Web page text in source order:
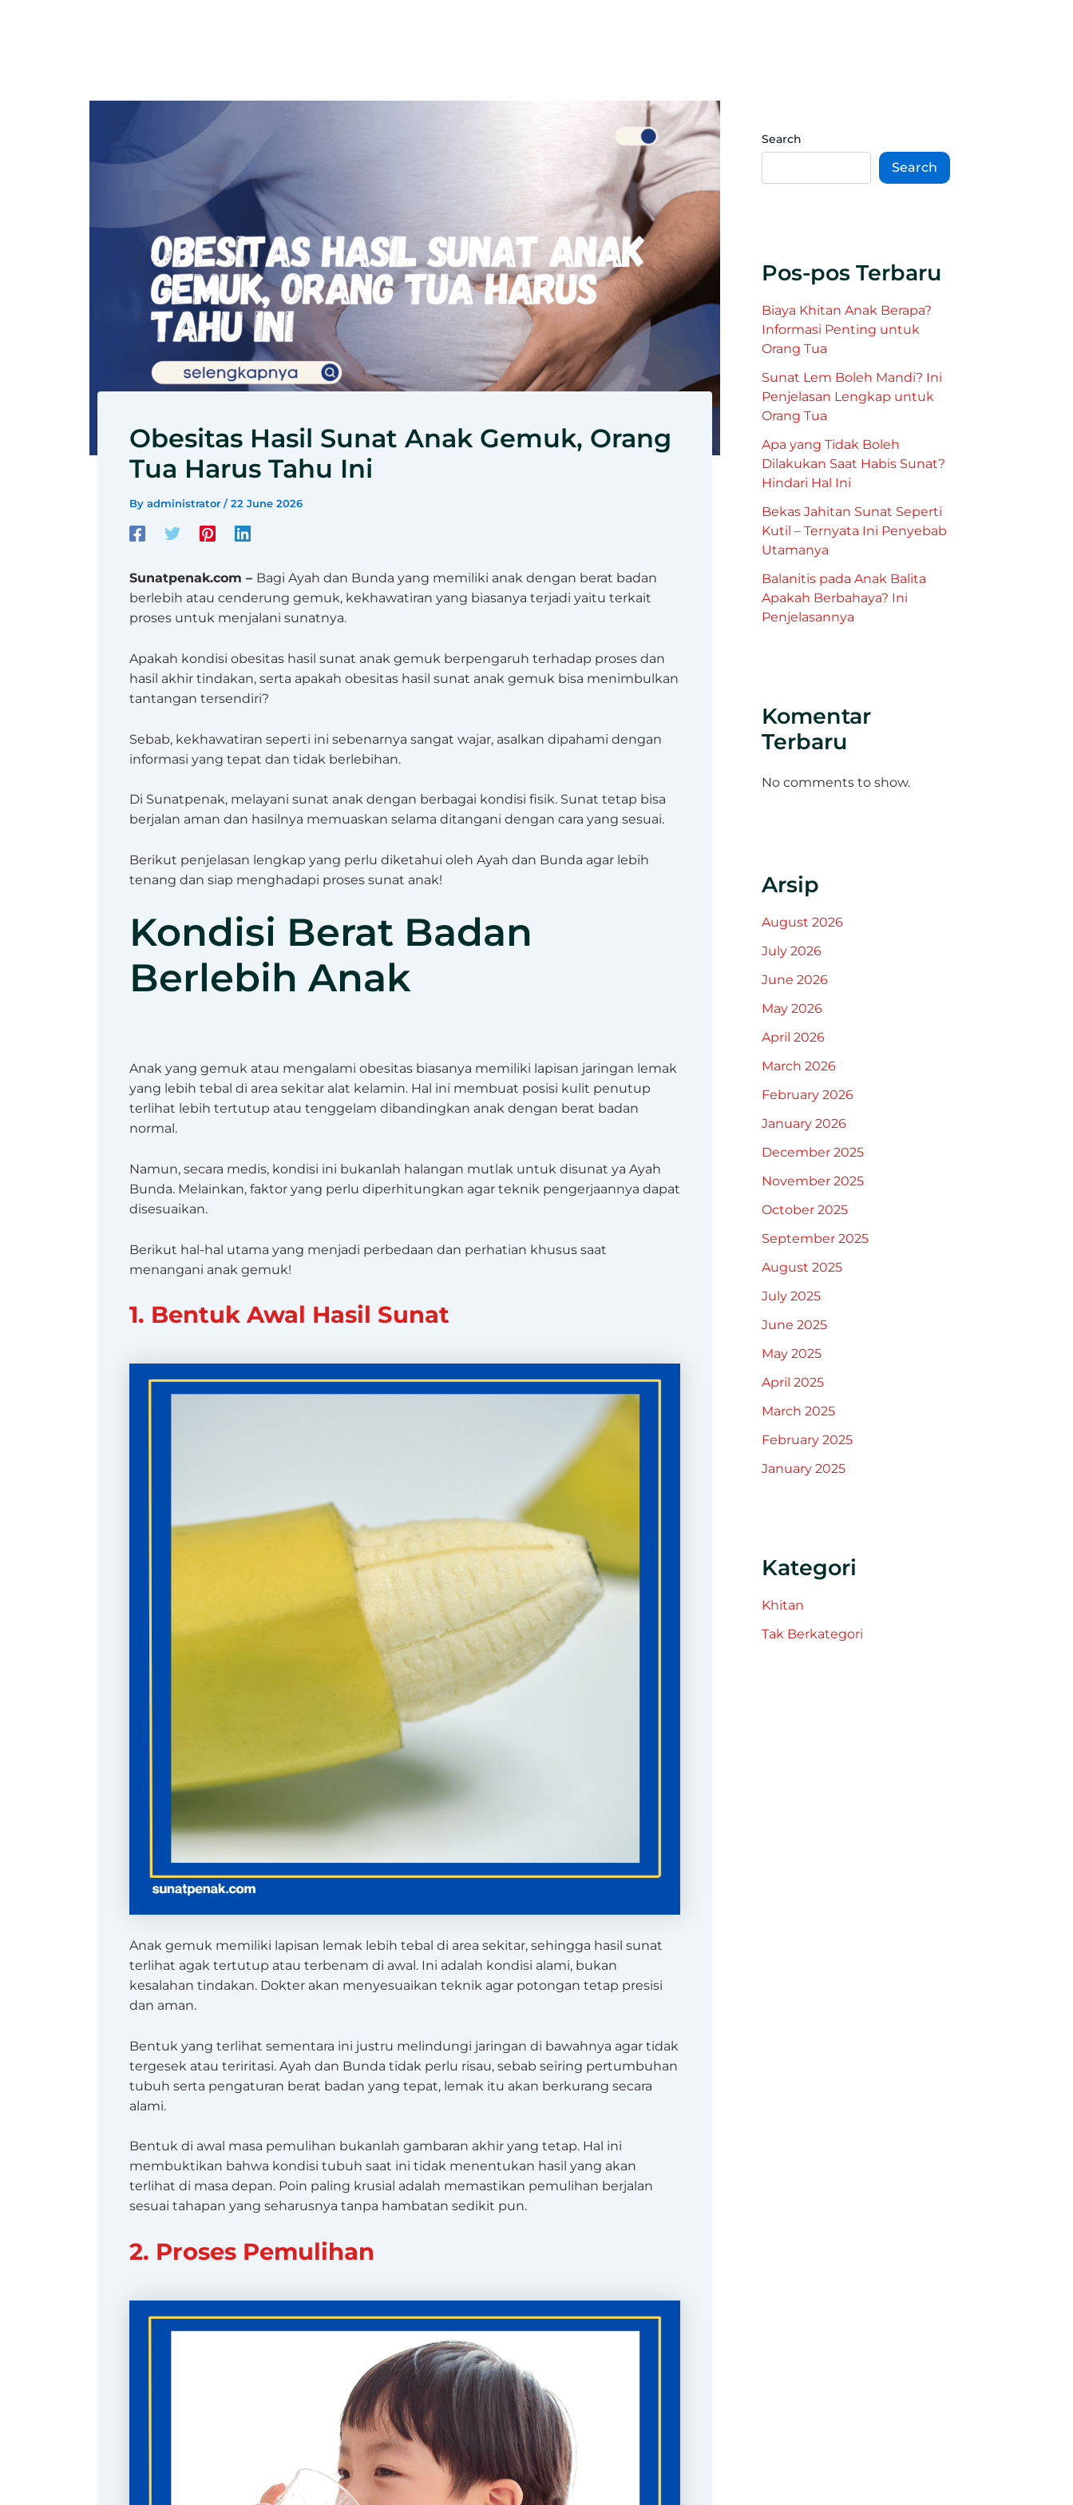
Obesitas Hasil Sunat Anak Gemuk, Orang
Tua Harus Tahu Ini
By administrator /22 June 2026
Sunatpenak.com – Bagi Ayah dan Bunda yang memiliki anak dengan berat badan
berlebih atau cenderung gemuk, kekhawatiran yang biasanya terjadi yaitu terkait
proses untuk menjalani sunatnya.
Apakah kondisi obesitas hasil sunat anak gemuk berpengaruh terhadap proses dan
hasil akhir tindakan, serta apakah obesitas hasil sunat anak gemuk bisa menimbulkan
tantangan tersendiri?
Sebab, kekhawatiran seperti ini sebenarnya sangat wajar, asalkan dipahami dengan
informasi yang tepat dan tidak berlebihan.
Di Sunatpenak, melayani sunat anak dengan berbagai kondisi fisik. Sunat tetap bisa
berjalan aman dan hasilnya memuaskan selama ditangani dengan cara yang sesuai.
Berikut penjelasan lengkap yang perlu diketahui oleh Ayah dan Bunda agar lebih
tenang dan siap menghadapi proses sunat anak!
Kondisi Berat Badan
Berlebih Anak
Anak yang gemuk atau mengalami obesitas biasanya memiliki lapisan jaringan lemak
yang lebih tebal di area sekitar alat kelamin. Hal ini membuat posisi kulit penutup
terlihat lebih tertutup atau tenggelam dibandingkan anak dengan berat badan
normal.
Namun, secara medis, kondisi ini bukanlah halangan mutlak untuk disunat ya Ayah
Bunda. Melainkan, faktor yang perlu diperhitungkan agar teknik pengerjaannya dapat
disesuaikan.
Berikut hal-hal utama yang menjadi perbedaan dan perhatian khusus saat
menangani anak gemuk!
1. Bentuk Awal Hasil Sunat
Anak gemuk memiliki lapisan lemak lebih tebal di area sekitar, sehingga hasil sunat
terlihat agak tertutup atau terbenam di awal. Ini adalah kondisi alami, bukan
kesalahan tindakan. Dokter akan menyesuaikan teknik agar potongan tetap presisi
dan aman.
Bentuk yang terlihat sementara ini justru melindungi jaringan di bawahnya agar tidak
tergesek atau teriritasi. Ayah dan Bunda tidak perlu risau, sebab seiring pertumbuhan
tubuh serta pengaturan berat badan yang tepat, lemak itu akan berkurang secara
alami.
Bentuk di awal masa pemulihan bukanlah gambaran akhir yang tetap. Hal ini
membuktikan bahwa kondisi tubuh saat ini tidak menentukan hasil yang akan
terlihat di masa depan. Poin paling krusial adalah memastikan pemulihan berjalan
sesuai tahapan yang seharusnya tanpa hambatan sedikit pun.
2. Proses Pemulihan
Search
Search
Pos-pos Terbaru
Biaya Khitan Anak Berapa?
Informasi Penting untuk
Orang Tua
Sunat Lem Boleh Mandi? Ini
Penjelasan Lengkap untuk
Orang Tua
Apa yang Tidak Boleh
Dilakukan Saat Habis Sunat?
Hindari Hal Ini
Bekas Jahitan Sunat Seperti
Kutil – Ternyata Ini Penyebab
Utamanya
Balanitis pada Anak Balita
Apakah Berbahaya? Ini
Penjelasannya
Komentar
Terbaru
No comments to show.
Arsip
August 2026
July 2026
June 2026
May 2026
April 2026
March 2026
February 2026
January 2026
December 2025
November 2025
October 2025
September 2025
August 2025
July 2025
June 2025
May 2025
April 2025
March 2025
February 2025
January 2025
Kategori
Khitan
Tak Berkategori